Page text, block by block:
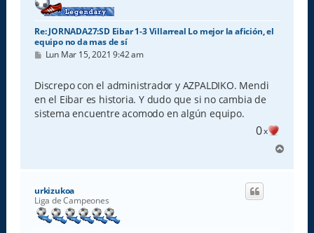
Re: JORNADA27:SD Eibar 1-3 Villarreal Lo mejor la afición, el
equipo no da mas de sí
M
s
a
j
e
Lun Mar 15, 2021 9:42 am
Discrepo con el administrador y AZPALDIKO. Mendi
en el Eibar es historia. Y dudo que si no cambia de
sistema encuentre acomodo en algún equipo.
0x
r
urkizukoa
Liga de Campeones